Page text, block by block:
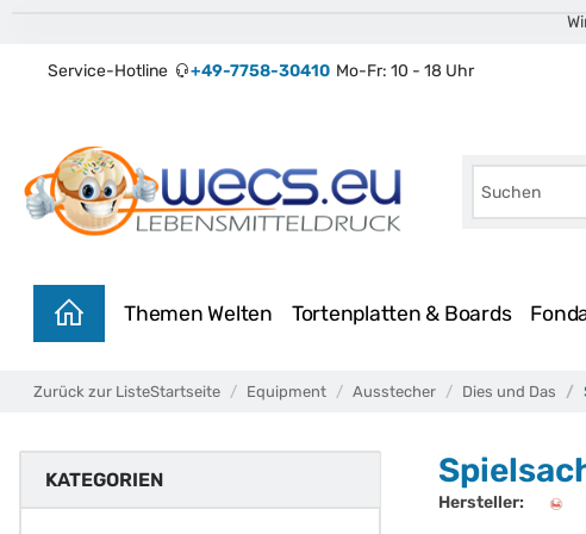
Service-Hotline +49-7758-30410 Mo-Fr: 10 - 18 Uhr
Themen Welten Tortenplatten & Boards
Zurück zur ListeStartseite Equipment Ausstecher Dies und Das
Hersteller:
KATEGORIEN